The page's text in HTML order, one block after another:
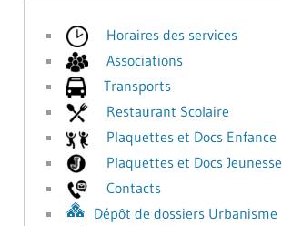
Horaires des services
Associations
Transports
Restaurant Scolaire
Plaquettes et Docs Enfance
Plaquettes et Docs Jeunesse
Contacts
Dépôt de dossiers Urbanisme